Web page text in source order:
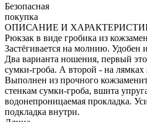
Безопасная
покупка
ОПИСАНИЕ И
Рюкзак в виде гробика из
Застёгивается на молнию. Удобен
Два варианта ношения, первый
сумки-гроба. А второй - на
Выполнен из прочного
стенкам сумки-гроба, вшита
водонепроницаемая прокладка.
подкладка внутри.